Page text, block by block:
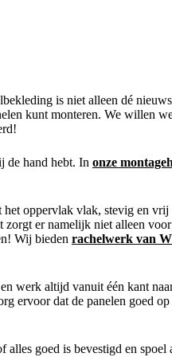
is niet alleen dé
kunt monteren. We willen
de hand hebt. In onze
oppervlak vlak, stevig en
er namelijk niet alleen
Wij bieden rachelwerk van
werk altijd vanuit één kant
ervoor dat de panelen goed
goed is bevestigd en